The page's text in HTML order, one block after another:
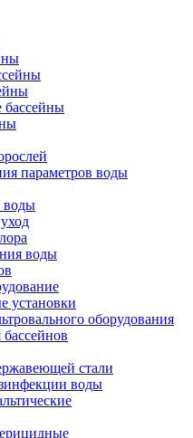
бассейны
параметров воды
воды
воды
установки
оборудования
стали
воды